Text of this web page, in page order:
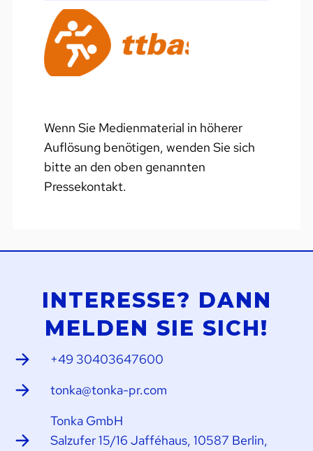
Wenn Sie Medienmaterial in höherer
Auflösung benötigen, wenden Sie sich
bitte an den oben genannten
Pressekontakt.
INTERESSE? DANN
MELDEN SIE SICH!
+49 30403647600
tonka@tonka-pr.com
Tonka GmbH
Salzufer 15/16 Jafféhaus, 10587 Berlin,